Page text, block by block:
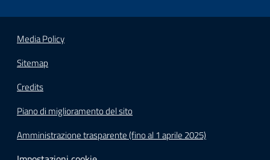
Media Policy
Sitemap
Credits
Piano di miglioramento del sito
Amministrazione trasparente (fino al 1 aprile 2025)